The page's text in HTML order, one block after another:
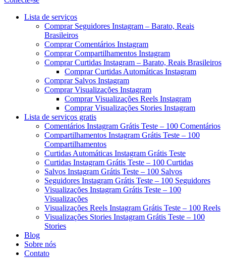
Menu
Lista de serviços
Comprar Seguidores Instagram – Barato, Reais
Brasileiros
Comprar Comentários Instagram
Comprar Compartilhamentos Instagram
Comprar Curtidas Instagram – Barato, Reais Brasileiros
Comprar Curtidas Automáticas Instagram
Comprar Salvos Instagram
Comprar Visualizações Instagram
Comprar Visualizações Reels Instagram
Comprar Visualizações Stories Instagram
Lista de serviços gratis
Comentários Instagram Grátis Teste – 100 Comentários
Compartilhamentos Instagram Grátis Teste – 100
Compartilhamentos
Curtidas Automáticas Instagram Grátis Teste
Curtidas Instagram Grátis Teste – 100 Curtidas
Salvos Instagram Grátis Teste – 100 Salvos
Seguidores Instagram Grátis Teste – 100 Seguidores
Visualizações Instagram Grátis Teste – 100
Visualizações
Visualizações Reels Instagram Grátis Teste – 100 Reels
Visualizações Stories Instagram Grátis Teste – 100
Stories
Blog
Sobre nós
Contato